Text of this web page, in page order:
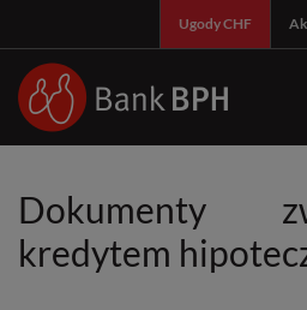
Ugody CHF
Dokumenty
kredytem